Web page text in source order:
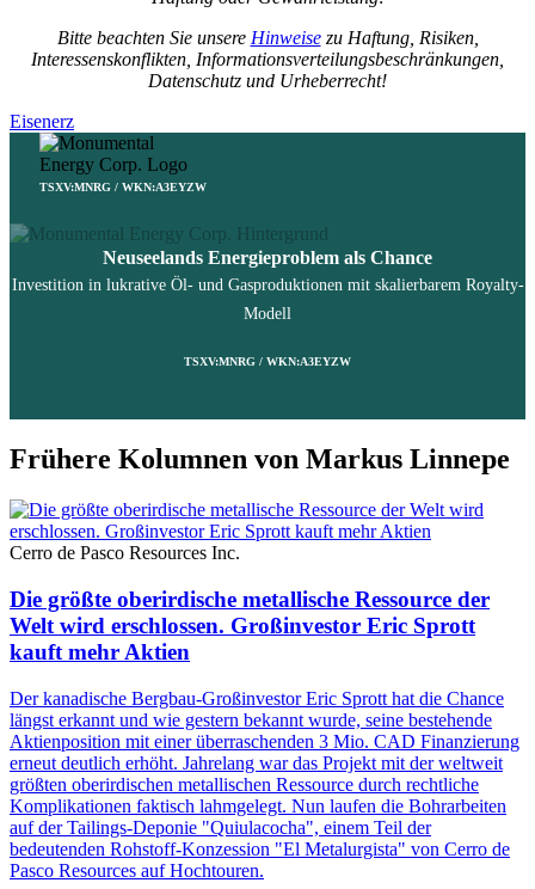
Bitte beachten Sie unsere Hinweisezu Haftung, Risiken,
Interessenskonflikten, Informationsverteilungsbeschränkungen,
Datenschutz und Urheberrecht!
Eisenerz
TSXV:MNRG / WKN:A3EYZW
Neuseelands Energieproblem als Chance
Investition in lukrative Öl- und Gasproduktionen mit skalierbarem Royalty-
Modell
TSXV:MNRG / WKN:A3EYZW
Frühere Kolumnen von Markus Linnepe
Cerro de Pasco Resources Inc.
Die größte oberirdische metallische Ressource der
Welt wird erschlossen. Großinvestor Eric Sprott
kauft mehr Aktien
Der kanadische Bergbau-Großinvestor Eric Sprott hat die Chance
längst erkannt und wie gestern bekannt wurde, seine bestehende
Aktienposition mit einer überraschenden 3 Mio. CAD Finanzierung
erneut deutlich erhöht. Jahrelang war das Projekt mit der weltweit
größten oberirdischen metallischen Ressource durch rechtliche
Komplikationen faktisch lahmgelegt. Nun laufen die Bohrarbeiten
auf der Tailings-Deponie "Quiulacocha", einem Teil der
bedeutenden Rohstoff-Konzession "El Metalurgista" von Cerro de
Pasco Resources auf Hochtouren.